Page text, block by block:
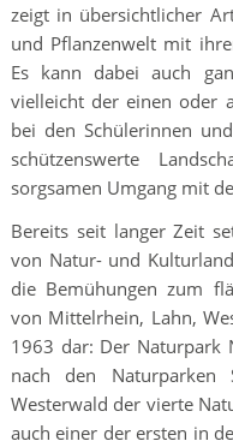
zeigt in übersichtlicher
und Pflanzenwelt mit
Es kann dabei auch
vielleicht der einen oder
bei den Schülerinnen
schützenswerte
sorgsamen Umgang mit
Bereits seit langer Zeit
von Natur- und
die Bemühungen zum
von Mittelrhein, Lahn,
1963 dar: Der Naturpark
nach den Naturparken
Westerwald der vierte
auch einer der ersten in